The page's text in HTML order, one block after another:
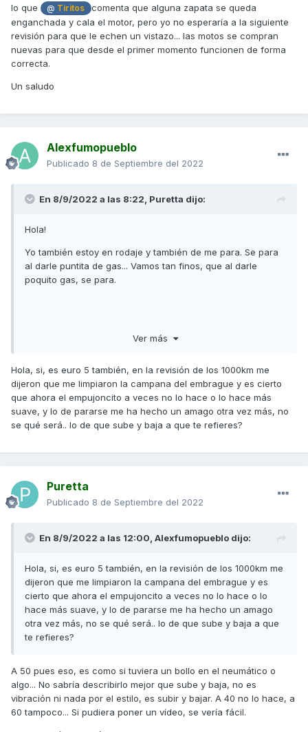
El tema vibraciones realmente no lo controlo porque es la
primera scooter que tengo pero me da la sensación que
tiene más que el primer día que la saqué, al estar parado,
vibra bastante, doy puño y avanzó y sigue vibrando durante
un par de segundos y ya se vuelven normales supongo,
pero creo que vibra más de la cuenta porque en autovía se
que viene la llevare aa revisión de los 1000km y le diré todo
esto, espero que me toque un buen mecánico y me diga si
moto me marca de consumo medio 2,6L, no creo que sea
real, porque sería más 400km de autonomía con el depósito
lo que
@ Tiritos
comenta que alguna zapata se queda
enganchada y cala el motor, pero yo no esperaría a la siguiente
revisión para que le echen un vistazo... las motos se compran
nuevas para que desde el primer momento funcionen de forma
correcta.
Un saludo
Alexfumopueblo
Publicado 8 de Septiembre del 2022
En 8/9/2022 a las 8:22, Puretta dijo:
Hola!
Yo también estoy en rodaje y también de me para. Se para
al darle puntita de gas... Vamos tan finos, que al darle
poquito gas, se para.
sube y baja... No se si será del neumático o que pero es
justo a 50.
Saludos
Ver más
Hola, si, es euro 5 también, en la revisión de los 1000km me
dijeron que me limpiaron la campana del embrague y es cierto
que ahora el empujoncito a veces no lo hace o lo hace más
suave, y lo de pararse me ha hecho un amago otra vez más, no
se qué será.. lo de que sube y baja a que te refieres?
Puretta
Publicado 8 de Septiembre del 2022
En 8/9/2022 a las 12:00, Alexfumopueblo dijo:
Hola, si, es euro 5 también, en la revisión de los 1000km me
dijeron que me limpiaron la campana del embrague y es
cierto que ahora el empujoncito a veces no lo hace o lo
hace más suave, y lo de pararse me ha hecho un amago
otra vez más, no se qué será.. lo de que sube y baja a que
te refieres?
A 50 pues eso, es como si tuviera un bollo en el neumático o
algo... No sabría describirlo mejor que sube y baja, no es
vibración ni nada por el estilo, es subir y bajar. A 40 no lo hace, a
60 tampoco... Si pudiera poner un vídeo, se vería fácil.